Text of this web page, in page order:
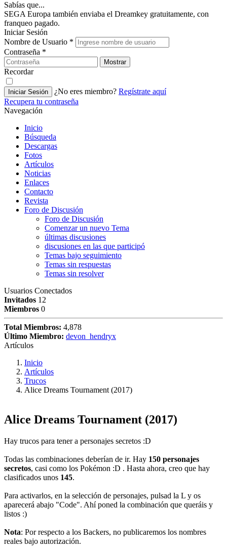
Sabías que...
SEGA Europa también enviaba el Dreamkey gratuitamente, con
franqueo pagado.
Iniciar Sesión
Nombre de Usuario *
Contraseña *
Mostrar
Recordar
Iniciar Sesión ¿No eres miembro? Regístrate aquí
Recupera tu contraseña
Navegación
Inicio
Búsqueda
Descargas
Fotos
Artículos
Noticias
Enlaces
Contacto
Revista
Foro de Discusión
Foro de Discusión
Comenzar un nuevo Tema
últimas discusiones
discusiones en las que participó
Temas bajo seguimiento
Temas sin respuestas
Temas sin resolver
Usuarios Conectados
Invitados 12
Miembros 0
Total Miembros: 4,878
Último Miembro: devon_hendryx
Artículos
Inicio
Artículos
Trucos
Alice Dreams Tournament (2017)
Alice Dreams Tournament (2017)
Hay trucos para tener a personajes secretos :D
Todas las combinaciones deberían de ir. Hay 150 personajes
secretos, casi como los Pokémon :D . Hasta ahora, creo que hay
clasificados unos 145.
Para activarlos, en la selección de personajes, pulsad la L y os
aparecerá abajo "Code". Ahí poned la combinación que queráis y
listos :)
Nota: Por respecto a los Backers, no publicaremos los nombres
reales bajo autorización.